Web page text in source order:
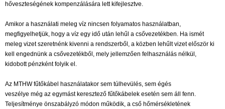
hőveszteségének kompenzálására lett kifejlesztve.
Amikor a használati meleg víz nincsen folyamatos használatban,
megfigyelhetjük, hogy a víz egy idő után lehűl a csővezetékben. Ha ismét
meleg vizet szeretnénk kivenni a rendszerből, a közben lehűlt vizet először ki
kell engednünk a csővezetékből, mely jellemzően felhasználás nélkül,
kidobott pénzként folyik el.
Az MTHW fűtőkábel használatakor sem túlhevülés, sem égés
veszélye még az egymást keresztező fűtőkábelek esetén sem áll fenn.
Teljesítménye önszabályzó módon működik, a cső hőmérsékletének